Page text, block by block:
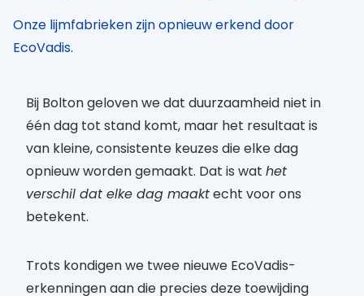
Onze lijmfabrieken zijn opnieuw erkend door
EcoVadis.
Bij Bolton geloven we dat duurzaamheid niet in
één dag tot stand komt, maar het resultaat is
van kleine, consistente keuzes die elke dag
opnieuw worden gemaakt. Dat is wat het
verschil dat elke dag maaktecht voor ons
betekent.
Trots kondigen we twee nieuwe EcoVadis-
erkenningen aan die precies deze toewijding